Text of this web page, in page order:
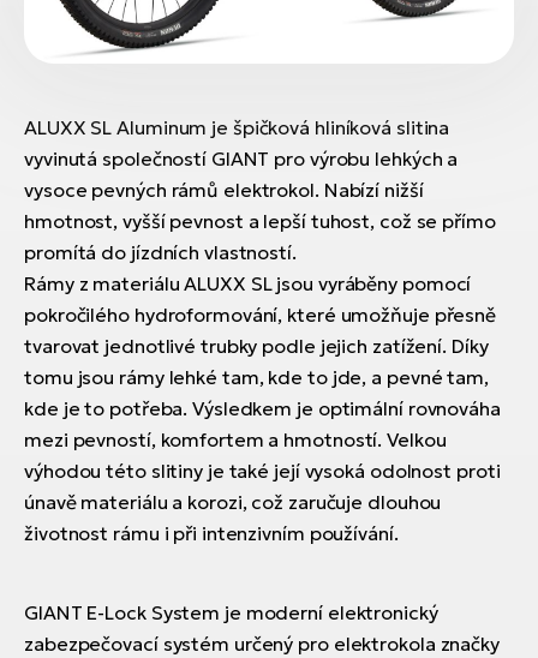
ALUXX SL Aluminum je špičková hliníková slitina
vyvinutá společností GIANT pro výrobu lehkých a
vysoce pevných rámů elektrokol. Nabízí nižší
hmotnost, vyšší pevnost a lepší tuhost, což se přímo
promítá do jízdních vlastností.
Rámy z materiálu ALUXX SL jsou vyráběny pomocí
pokročilého hydroformování, které umožňuje přesně
tvarovat jednotlivé trubky podle jejich zatížení. Díky
tomu jsou rámy lehké tam, kde to jde, a pevné tam,
kde je to potřeba. Výsledkem je optimální rovnováha
mezi pevností, komfortem a hmotností. Velkou
výhodou této slitiny je také její vysoká odolnost proti
únavě materiálu a korozi, což zaručuje dlouhou
životnost rámu i při intenzivním používání.
GIANT E-Lock System je moderní elektronický
zabezpečovací systém určený pro elektrokola značky